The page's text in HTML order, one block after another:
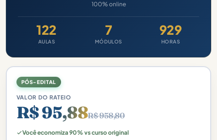
100% online
122
AULAS
7
MÓDULOS
929
HORAS
PÓS-EDITAL
VALOR DO RATEIO
R$ 95,88R$ 958,80
Você economiza 90% vs curso original